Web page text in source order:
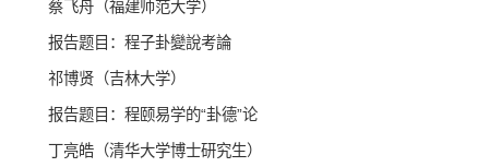
蔡飞舟（福建师范大学）
报告题目：程子卦變說考論
祁博贤（吉林大学）
报告题目：程颐易学的“卦德”论
丁亮皓（清华大学博士研究生）